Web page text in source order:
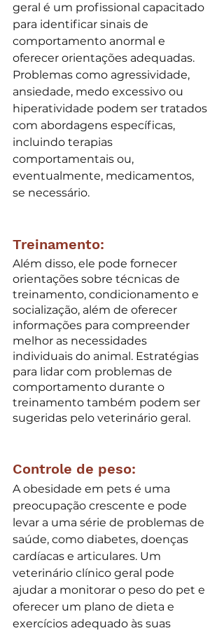
geral é um profissional capacitado
para identificar sinais de
comportamento anormal e
oferecer orientações adequadas.
Problemas como agressividade,
ansiedade, medo excessivo ou
hiperatividade podem ser tratados
com abordagens específicas,
incluindo terapias
comportamentais ou,
eventualmente, medicamentos,
se necessário.
Treinamento:
Além disso, ele pode fornecer
orientações sobre técnicas de
treinamento, condicionamento e
socialização, além de oferecer
informações para compreender
melhor as necessidades
individuais do animal. Estratégias
para lidar com problemas de
comportamento durante o
treinamento também podem ser
sugeridas pelo veterinário geral.
Controle de peso:
A obesidade em pets é uma
preocupação crescente e pode
levar a uma série de problemas de
saúde, como diabetes, doenças
cardíacas e articulares. Um
veterinário clínico geral pode
ajudar a monitorar o peso do pet e
oferecer um plano de dieta e
exercícios adequado às suas